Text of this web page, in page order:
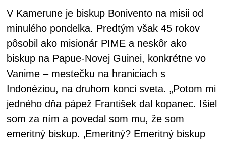
V Kamerune je biskup Bonivento na misii od
minulého pondelka. Predtým však 45 rokov
pôsobil ako misionár PIME a neskôr ako
biskup na Papue-Novej Guinei, konkrétne vo
Vanime – mestečku na hraniciach s
Indonéziou, na druhom konci sveta. „Potom mi
jedného dňa pápež František dal kopanec. Išiel
som za ním a povedal som mu, že som
emeritný biskup. ‚Emeritný? Emeritný biskup